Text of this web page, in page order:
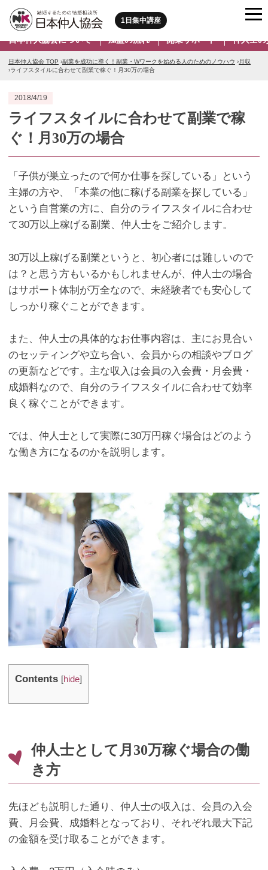
1日集中講座
日本仲人協会について 加盟の流れ 開業サポート 仲人士の
日本仲人協会 TOP ›副業を成功に導く！副業・Wワークを始める人のためのノウハウ ›月収
›ライフスタイルに合わせて副業で稼ぐ！月30万の場合
2018/4/19
ライフスタイルに合わせて副業で稼
ぐ！月30万の場合
「子供が巣立ったので何か仕事を探している」という
主婦の方や、「本業の他に稼げる副業を探している」
という自営業の方に、自分のライフスタイルに合わせ
て30万以上稼げる副業、仲人士をご紹介します。
30万以上稼げる副業というと、初心者には難しいので
は？と思う方もいるかもしれませんが、仲人士の場合
はサポート体制が万全なので、未経験者でも安心して
しっかり稼ぐことができます。
また、仲人士の具体的なお仕事内容は、主にお見合い
のセッティングや立ち合い、会員からの相談やブログ
の更新などです。主な収入は会員の入会費・月会費・
成婚料なので、自分のライフスタイルに合わせて効率
良く稼ぐことができます。
では、仲人士として実際に30万円稼ぐ場合はどのよう
な働き方になるのかを説明します。
Contents [hide]
仲人士として月30万稼ぐ場合の働
き方
先ほども説明した通り、仲人士の収入は、会員の入会
費、月会費、成婚料となっており、それぞれ最大下記
の金額を受け取ることができます。